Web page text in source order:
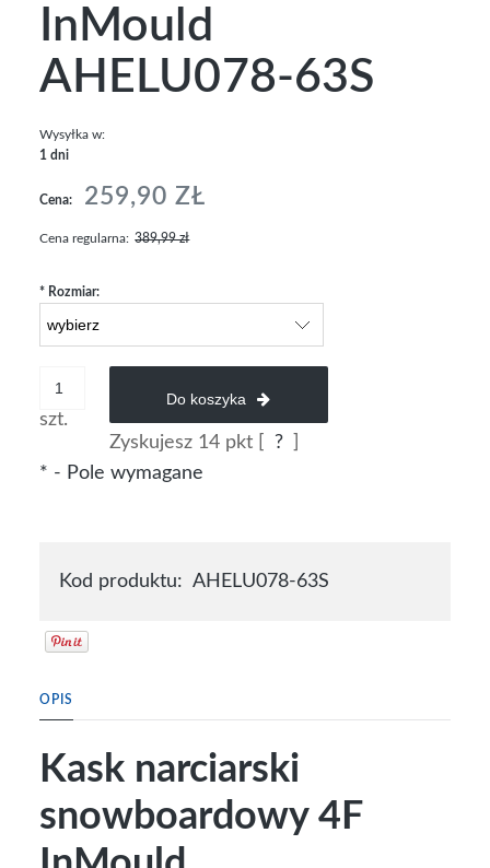
InMould
AHELU078-63S
Wysyłka w:
1 dni
Cena: 259,90 ZŁ
Cena regularna: 389,99 zł
* Rozmiar:
szt.
Do koszyka
Zyskujesz 14pkt [ ?
* - Pole wymagane
Kod produktu: AHELU078-63S
OPIS
Kask narciarski
snowboardowy 4F